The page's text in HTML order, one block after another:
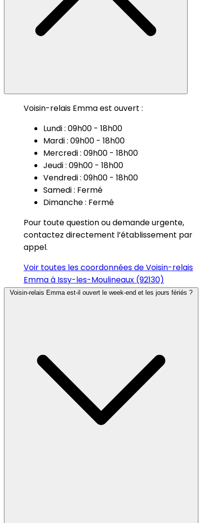
Voisin-relais Emma est ouvert :
Lundi : 09h00 - 18h00
Mardi : 09h00 - 18h00
Mercredi : 09h00 - 18h00
Jeudi : 09h00 - 18h00
Vendredi : 09h00 - 18h00
Samedi : Fermé
Dimanche : Fermé
Pour toute question ou demande urgente,
contactez directement l’établissement par
appel.
Voir toutes les coordonnées de Voisin-relais
Emma à Issy-les-Moulineaux (92130)
Voisin-relais Emma est-il ouvert le week-end et les jours fériés ?